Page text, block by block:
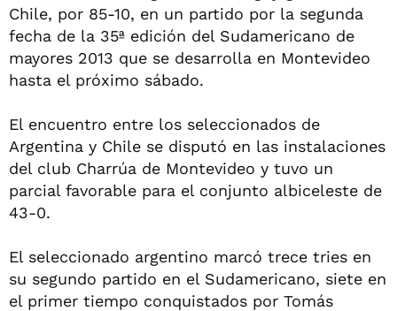
Chile, por 85-10, en un partido por la segunda
fecha de la 35ª edición del Sudamericano de
mayores 2013 que se desarrolla en Montevideo
hasta el próximo sábado.
El encuentro entre los seleccionados de
Argentina y Chile se disputó en las instalaciones
del club Charrúa de Montevideo y tuvo un
parcial favorable para el conjunto albiceleste de
43-0.
El seleccionado argentino marcó trece tries en
su segundo partido en el Sudamericano, siete en
el primer tiempo conquistados por Tomás